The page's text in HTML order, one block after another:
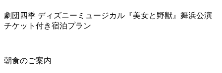
劇団四季 ディズニーミュージカル『美女と野獣』舞浜公演
チケット付き宿泊プラン
朝食のご案内